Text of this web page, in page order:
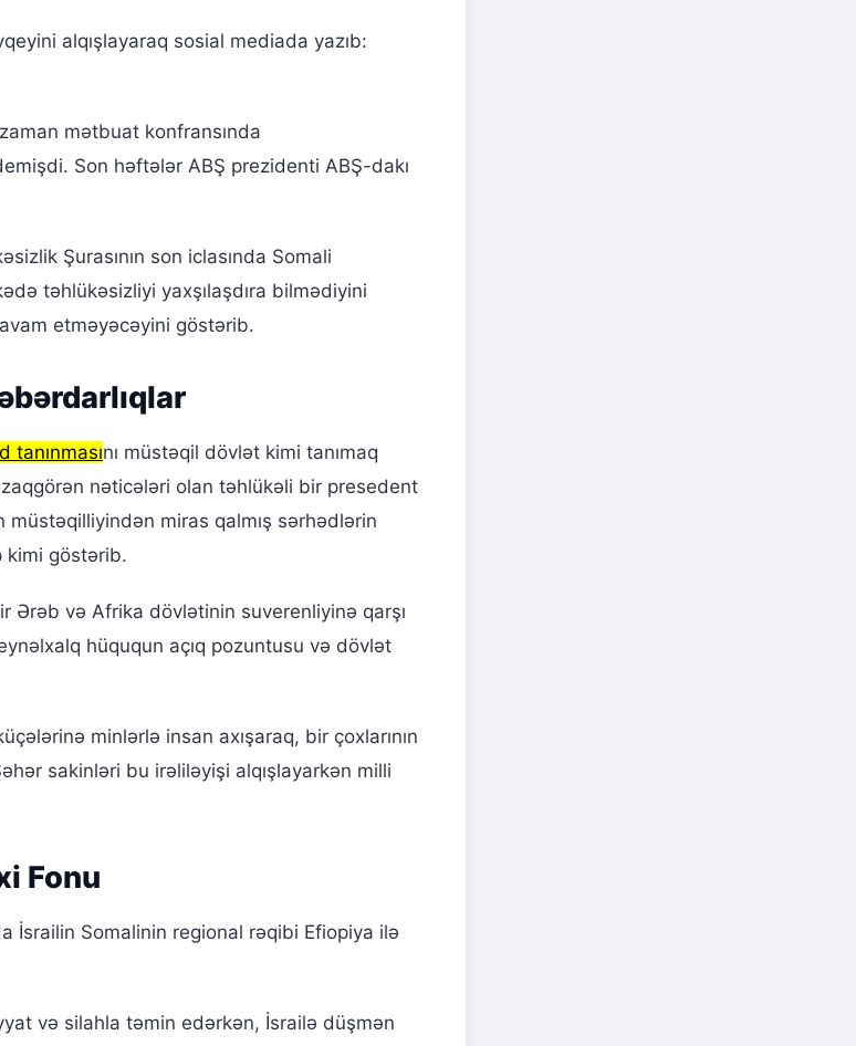
alqışlayaraq sosial mediada yazıb:
mətbuat konfransında
Son həftələr ABŞ prezidenti ABŞ-dakı
Şurasının son iclasında Somali
təhlükəsizliyi yaxşılaşdıra bilmədiyini
etməyəcəyini göstərib.
tanınmasını müstəqil dövlət kimi tanımaq
nəticələri olan təhlükəli bir presedent
miras qalmış sərhədlərin
kimi göstərib.
Ərəb və Afrika dövlətinin suverenliyinə qarşı
hüququn açıq pozuntusu və dövlət
minlərlə insan axışaraq, bir çoxlarının
sakinləri bu irəliləyişi alqışlayarkən milli
Fonu
İsrailin Somalinin regional rəqibi Efiopiya ilə
və silahla təmin edərkən, İsrailə düşmən